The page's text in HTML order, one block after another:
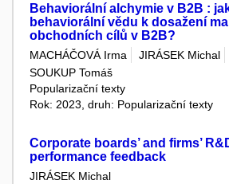
Behaviorální alchymie v B2B :
behaviorální vědu k dosažení
obchodních cílů v B2B?
MACHÁČOVÁ Irma JIRÁSEK Michal
SOUKUP Tomáš
Popularizační texty
Rok: 2023, druh: Popularizační texty
Corporate boards’ and firms’
performance feedback
JIRÁSEK Michal